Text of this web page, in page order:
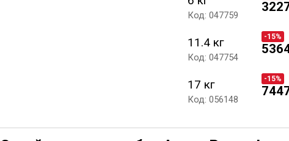
Код: 047759
11.4 кг
Код: 047754
-15%
17 кг
Код: 056148
-15%